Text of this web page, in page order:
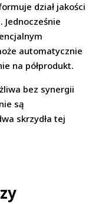
dział jakości
automatycznie
na półprodukt.
bez synergii
są
skrzydła tej